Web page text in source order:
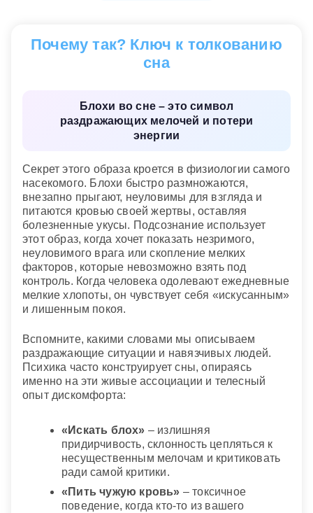
возлюбленном — это говорит о его
Сонник современной женщины
Почему так? Ключ к толкованию
сна
Блохи во сне – это символ
раздражающих мелочей и потери
энергии
Секрет этого образа кроется в физиологии самого
насекомого. Блохи быстро размножаются,
внезапно прыгают, неуловимы для взгляда и
питаются кровью своей жертвы, оставляя
болезненные укусы. Подсознание использует
этот образ, когда хочет показать незримого,
неуловимого врага или скопление мелких
факторов, которые невозможно взять под
контроль. Когда человека одолевают ежедневные
мелкие хлопоты, он чувствует себя «искусанным»
и лишенным покоя.
Вспомните, какими словами мы описываем
раздражающие ситуации и навязчивых людей.
Психика часто конструирует сны, опираясь
именно на эти живые ассоциации и телесный
опыт дискомфорта:
«Искать блох» – излишняя
придирчивость, склонность цепляться к
несущественным мелочам и критиковать
ради самой критики.
«Пить чужую кровь» – токсичное
поведение, когда кто-то из вашего